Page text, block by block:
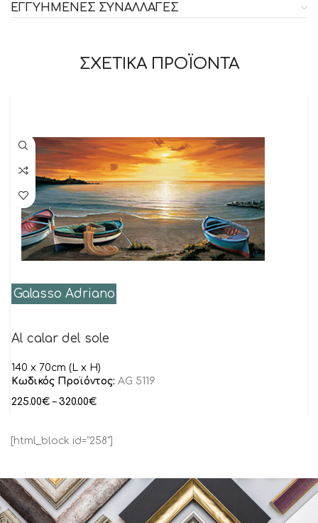
ΕΓΓΥΗΜΕΝΕΣ ΣΥΝΑΛΛΑΓΕΣ
ΣΧΕΤΙΚΑ ΠΡΟΪΟΝΤΑ
Galasso Adriano
Al calar del sole
140 x 70cm (L x H)
Κωδικός Προϊόντος: AG 5119
225.00€ – 320.00€
[html_block id="258"]